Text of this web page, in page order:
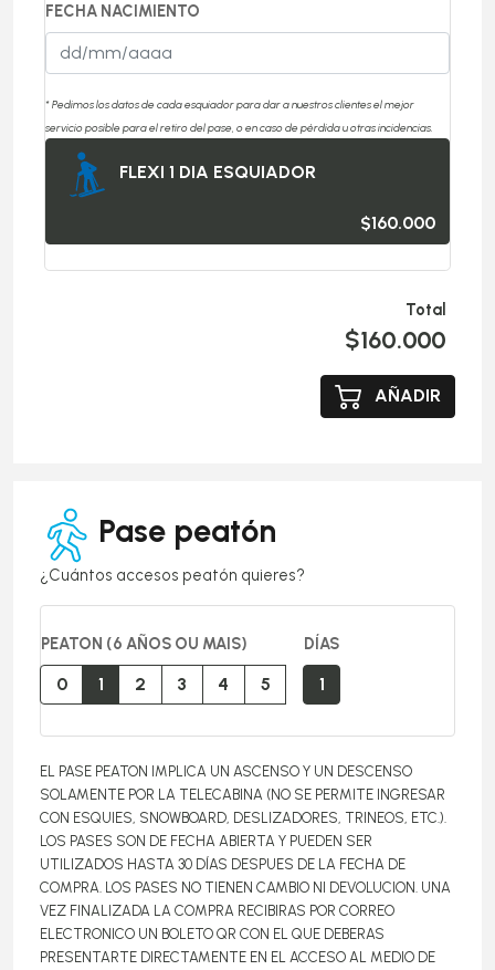
FECHA NACIMIENTO
* Pedimos los datos de cada esquiador para dar a nuestros clientes el mejor
servicio posible para el retiro del pase, o en caso de pérdida u otras incidencias.
FLEXI 1 DIA ESQUIADOR
$160.000
Total
$160.000
AÑADIR
Pase peatón
¿Cuántos accesos peatón quieres?
PEATON (6 AÑOS OU MAIS)
0 1 2 3 4 5
DÍAS
1
EL PASE PEATON IMPLICA UN ASCENSO Y UN DESCENSO
SOLAMENTE POR LA TELECABINA (NO SE PERMITE INGRESAR
CON ESQUIES, SNOWBOARD, DESLIZADORES, TRINEOS, ETC.).
LOS PASES SON DE FECHA ABIERTA Y PUEDEN SER
UTILIZADOS HASTA 30 DÍAS DESPUES DE LA FECHA DE
COMPRA. LOS PASES NO TIENEN CAMBIO NI DEVOLUCION. UNA
VEZ FINALIZADA LA COMPRA RECIBIRAS POR CORREO
ELECTRONICO UN BOLETO QR CON EL QUE DEBERAS
PRESENTARTE DIRECTAMENTE EN EL ACCESO AL MEDIO DE